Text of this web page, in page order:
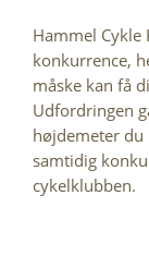
Hammel Cykle
konkurrence,
måske kan få
Udfordringen
højdemeter du
samtidig
cykelklubben.